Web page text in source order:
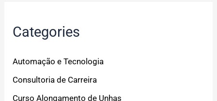
Categories
Automação e Tecnologia
Consultoria de Carreira
Curso Alongamento de Unhas